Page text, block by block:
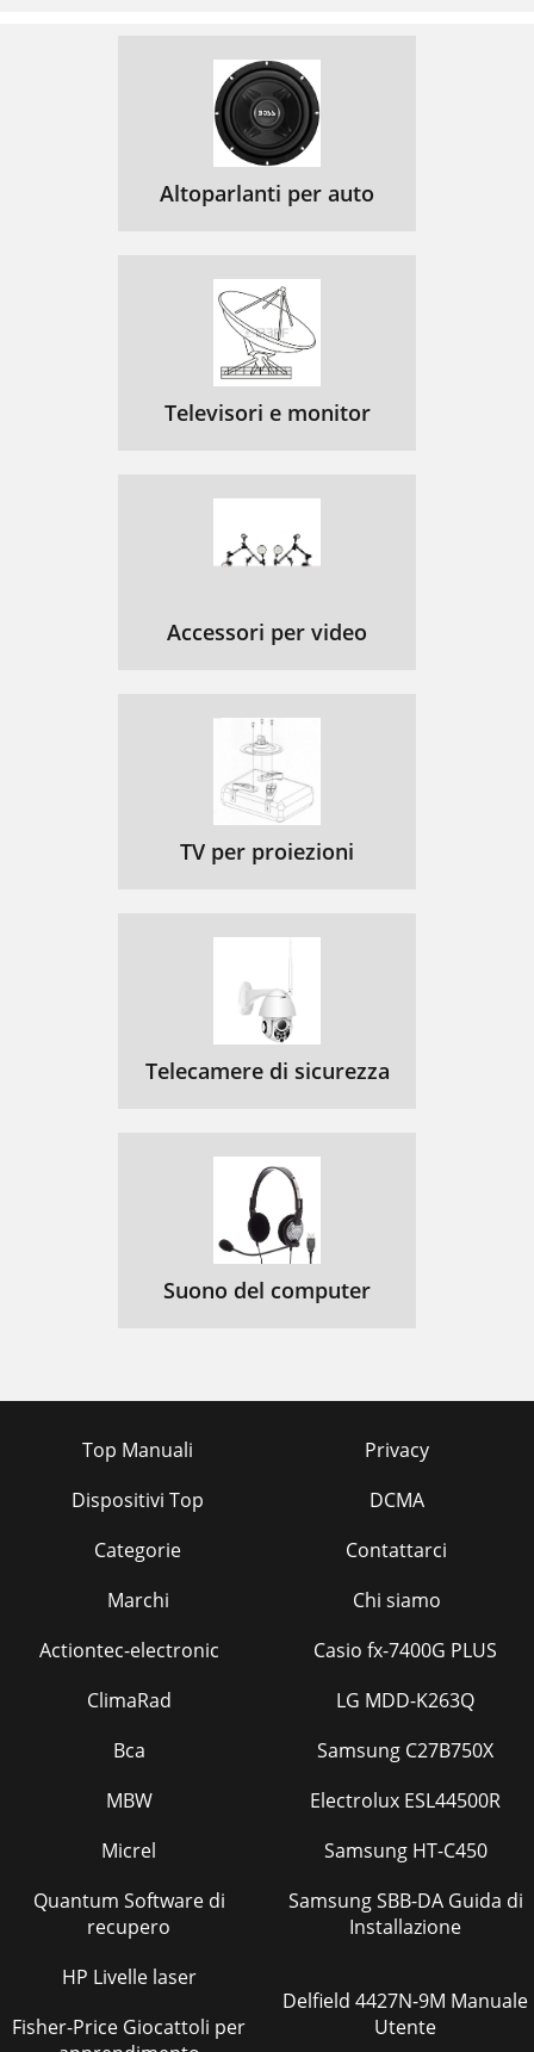
Altoparlanti per auto
Televisori e monitor
Accessori per video
TV per proiezioni
Telecamere di sicurezza
Suono del computer
Top Manuali
Dispositivi Top
Categorie
Marchi
Privacy
DCMA
Contattarci
Chi siamo
Actiontec-electronic
ClimaRad
Bca
MBW
Micrel
Quantum Software di
recupero
HP Livelle laser
Fisher-Price Giocattoli per
Casio fx-7400G PLUS
LG MDD-K263Q
Samsung C27B750X
Electrolux ESL44500R
Samsung HT-C450
Samsung SBB-DA Guida di
Installazione
Delfield 4427N-9M Manuale
Utente